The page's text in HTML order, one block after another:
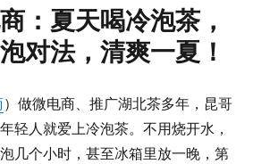
道
感
！
感
：夏天喝冷泡茶，
对法，清爽一夏！
）做微电商、推广湖北茶多年，昆哥
轻人就爱上冷泡茶。不用烧开水，
几个小时，甚至冰箱里放一晚，第